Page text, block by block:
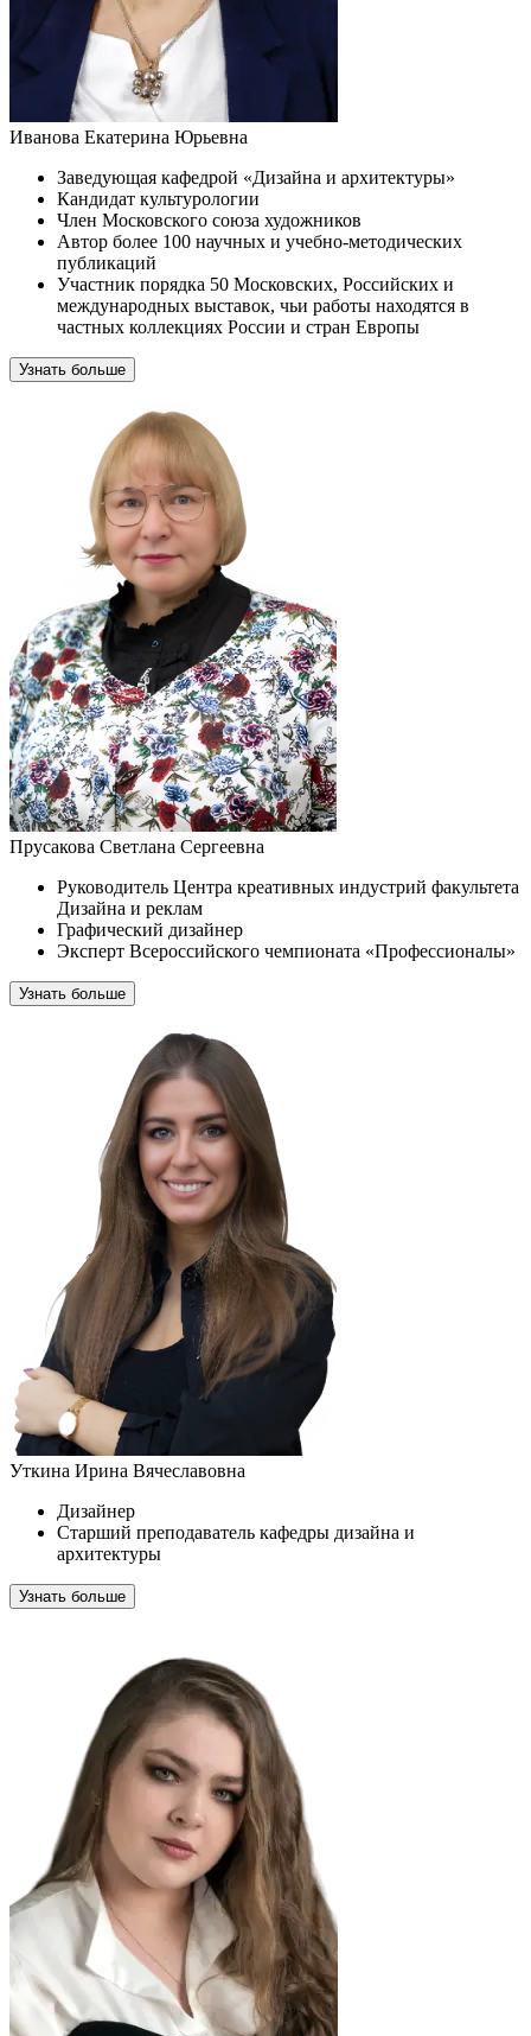
Иванова Екатерина Юрьевна
Заведующая кафедрой «Дизайна и архитектуры»
Кандидат культурологии
Член Московского союза художников
Автор более 100 научных и учебно-методических
публикаций
Участник порядка 50 Московских, Российских и
международных выставок, чьи работы находятся в
частных коллекциях России и стран Европы
Узнать больше
Прусакова Светлана Сергеевна
Руководитель Центра креативных индустрий факультета
Дизайна и реклам
Графический дизайнер
Эксперт Всероссийского чемпионата «Профессионалы»
Узнать больше
Уткина Ирина Вячеславовна
Дизайнер
Старший преподаватель кафедры дизайна и
архитектуры
Узнать больше